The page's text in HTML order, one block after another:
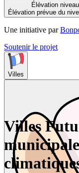
Élévation
Élévation prévue du
Une initiative par
Soutenir le projet
Villes
Villes